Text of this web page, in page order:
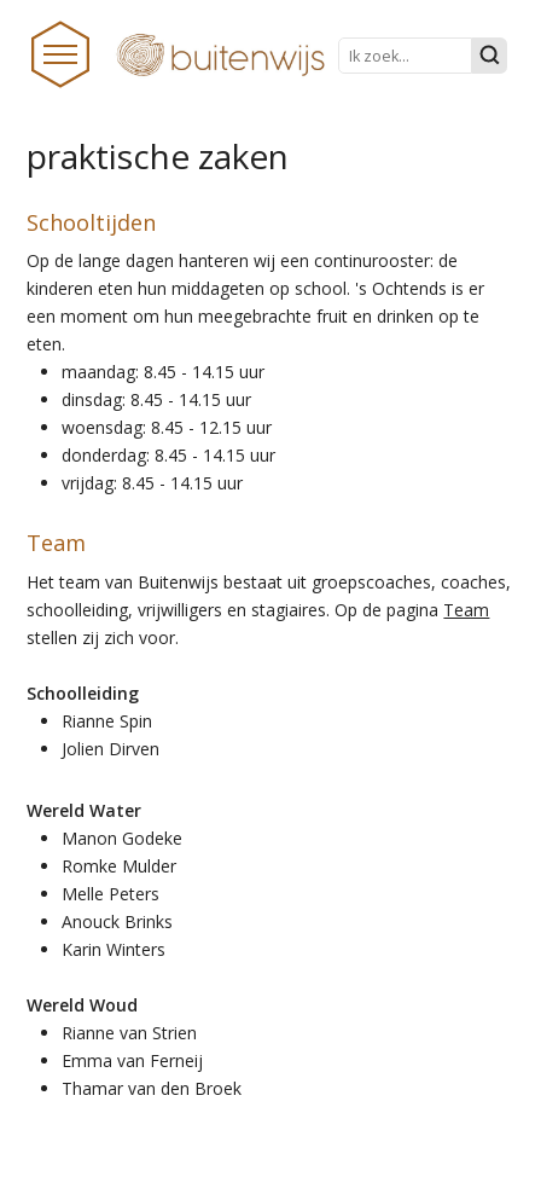
praktische zaken
Schooltijden
Op de lange dagen hanteren wij een continurooster: de
kinderen eten hun middageten op school. 's Ochtends is er
een moment om hun meegebrachte fruit en drinken op te
eten.
maandag: 8.45 - 14.15 uur
dinsdag: 8.45 - 14.15 uur
woensdag: 8.45 - 12.15 uur
donderdag: 8.45 - 14.15 uur
vrijdag: 8.45 - 14.15 uur
Team
Het team van Buitenwijs bestaat uit groepscoaches, coaches,
schoolleiding, vrijwilligers en stagiaires. Op de pagina Team
stellen zij zich voor.
Schoolleiding
Rianne Spin
Jolien Dirven
Wereld Water
Manon Godeke
Romke Mulder
Melle Peters
Anouck Brinks
Karin Winters
Wereld Woud
Rianne van Strien
Emma van Ferneij
Thamar van den Broek
NIEUWS
BUITENWIJS
TEAM
PRAKTISCHE ZAKEN
ONDERWIJS TRANSFORMEERT
DOCUMENTEN